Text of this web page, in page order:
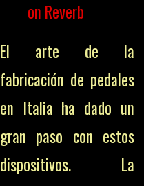
on Reverb
El arte de la
fabricación de pedales
en Italia ha dado un
gran paso con estos
dispositivos. La